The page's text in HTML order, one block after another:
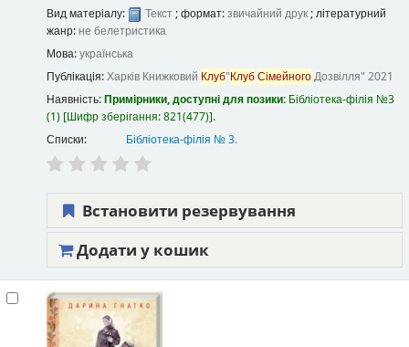
Вид матеріалу: Текст; формат:звичайний друк; літературний
жанр: не белетристика
Мова:українська
Публікація:Харків Книжковий Клуб"КлубСімейногоДозвілля" 2021
Наявність:Примірники, доступні для позики: Бібліотека-філія №3
(1) Шифр зберігання:821(477) .
Списки:
Бібліотека-філія № 3.
Встановити резервування
Додати у кошик